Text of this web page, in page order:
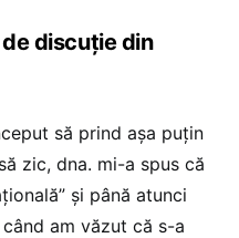
discuție din
să prind așa puțin
zic, dna. mi-a spus că
și până atunci
am văzut că s-a